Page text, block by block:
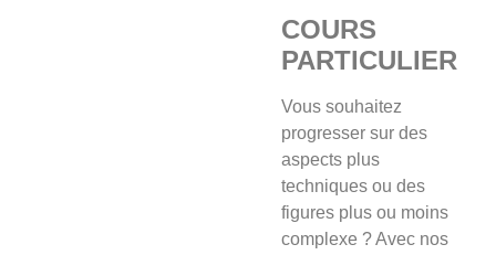
COURS
PARTICULIER
Vous souhaitez
progresser sur des
aspects plus
techniques ou des
figures plus ou moins
complexe ? Avec nos